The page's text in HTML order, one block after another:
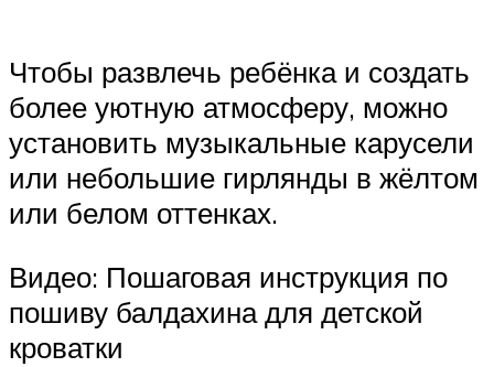
Чтобы развлечь ребёнка и создать
более уютную атмосферу, можно
установить музыкальные карусели
или небольшие гирлянды в жёлтом
или белом оттенках.
Видео: Пошаговая инструкция по
пошиву балдахина для детской
кроватки